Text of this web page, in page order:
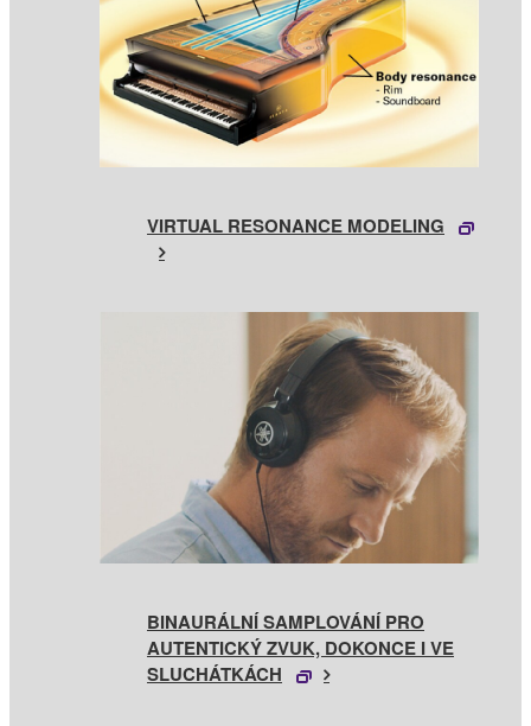
VIRTUAL RESONANCE MODELING
BINAURÁLNÍ SAMPLOVÁNÍ PRO
AUTENTICKÝ ZVUK, DOKONCE I VE
SLUCHÁTKÁCH